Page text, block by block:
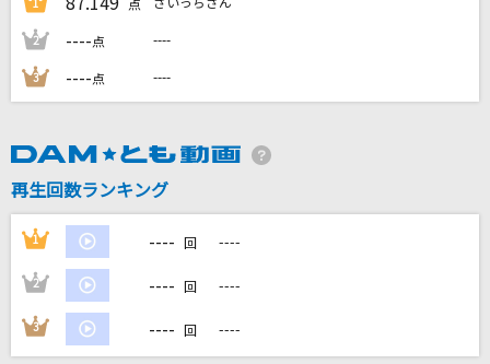
DAMの新曲・ランキングなど
カラオケ最新情報をチェック！
カラオケをもっと楽しもう！
1 点 さいっちさん
2 ----点 ----
3 ----点 ----
再生回数ランキング
1 ---- 回 ----
2 ---- 回 ----
3 ---- 回 ----